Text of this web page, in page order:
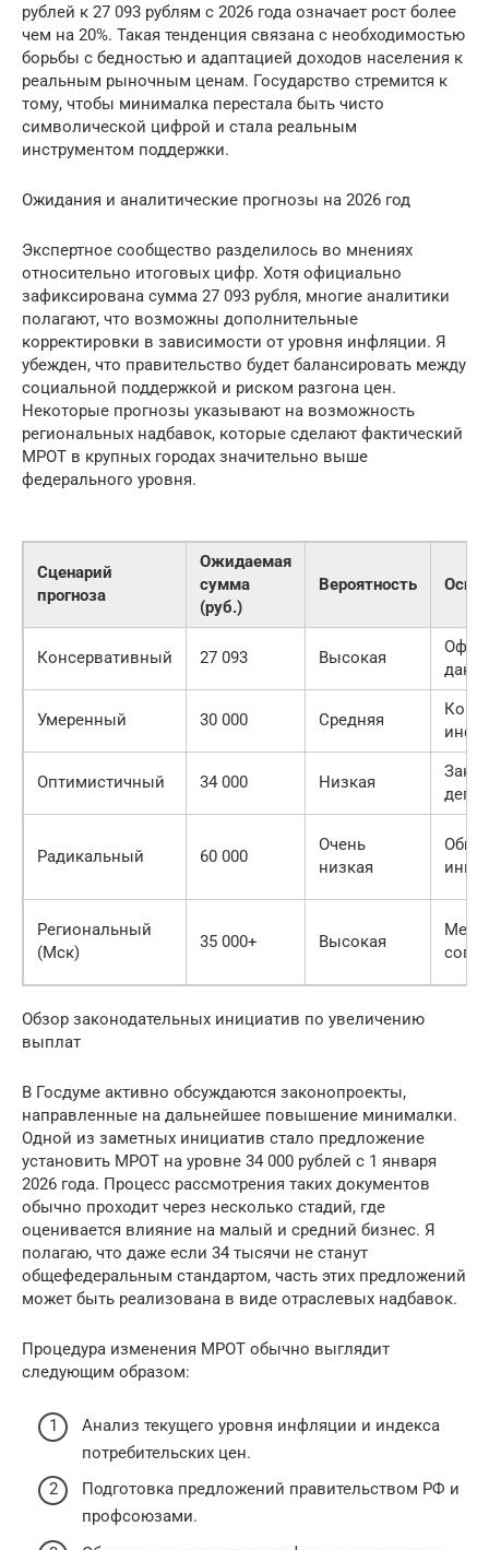
рублей к 27 093 рублям с 2026 года означает рост более
чем на 20%. Такая тенденция связана с необходимостью
борьбы с бедностью и адаптацией доходов населения к
реальным рыночным ценам. Государство стремится к
тому, чтобы минималка перестала быть чисто
символической цифрой и стала реальным
инструментом поддержки.
Ожидания и аналитические прогнозы на 2026 год
Экспертное сообщество разделилось во мнениях
относительно итоговых цифр. Хотя официально
зафиксирована сумма 27 093 рубля, многие аналитики
полагают, что возможны дополнительные
корректировки в зависимости от уровня инфляции. Я
убежден, что правительство будет балансировать между
социальной поддержкой и риском разгона цен.
Некоторые прогнозы указывают на возможность
региональных надбавок, которые сделают фактический
МРОТ в крупных городах значительно выше
федерального уровня.
Сценарий
прогноза
Ожидаемая
сумма
(руб.)
Вероятность
Консервативный 27 093 Высокая
Умеренный 30 000 Средняя
Оптимистичный 34 000 Низкая
Радикальный 60 000
Очень
низкая
Региональный
(Мск)
35 000+ Высокая
Обзор законодательных инициатив по увеличению
выплат
В Госдуме активно обсуждаются законопроекты,
направленные на дальнейшее повышение минималки.
Одной из заметных инициатив стало предложение
установить МРОТ на уровне 34 000 рублей с 1 января
2026 года. Процесс рассмотрения таких документов
обычно проходит через несколько стадий, где
оценивается влияние на малый и средний бизнес. Я
полагаю, что даже если 34 тысячи не станут
общефедеральным стандартом, часть этих предложений
может быть реализована в виде отраслевых надбавок.
Процедура изменения МРОТ обычно выглядит
следующим образом:
Анализ текущего уровня инфляции и индекса
потребительских цен.
Подготовка предложений правительством РФ и
профсоюзами.